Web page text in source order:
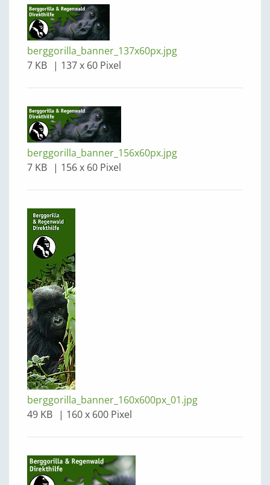
berggorilla_banner_137x60px.jpg
7 KB
137 x 60 Pixel
berggorilla_banner_156x60px.jpg
7 KB
156 x 60 Pixel
berggorilla_banner_160x600px_01.jpg
49 KB
160 x 600 Pixel